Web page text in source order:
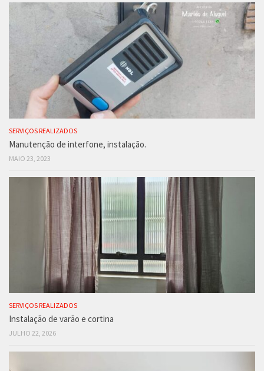
SERVIÇOS REALIZADOS
Manutenção de interfone, instalação.
MAIO 23, 2023
SERVIÇOS REALIZADOS
Instalação de varão e cortina
JULHO 22, 2026